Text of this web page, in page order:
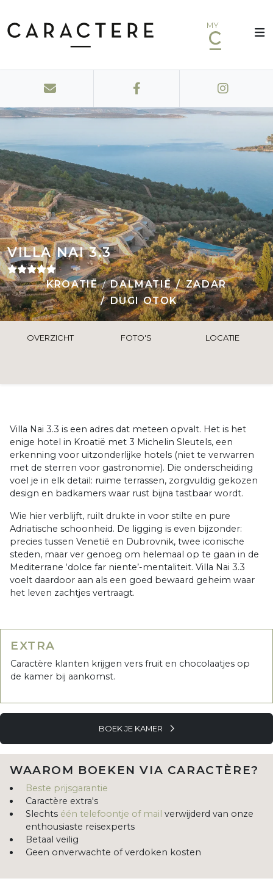
MY
VILLA NAI 3.3
KROATIË DALMATIË
ZADAR
DUGI OTOK
OVERZICHT FOTO'S LOCATIE
Villa Nai 3.3 is een adres dat meteen opvalt. Het is het
enige hotel in Kroatië met 3 Michelin Sleutels, een
erkenning voor uitzonderlijke hotels (niet te verwarren
met de sterren voor gastronomie). Die onderscheiding
voel je in elk detail: ruime terrassen, zorgvuldig gekozen
design en badkamers waar rust bijna tastbaar wordt.
Wie hier verblijft, ruilt drukte in voor stilte en pure
Adriatische schoonheid. De ligging is even bijzonder:
precies tussen Venetië en Dubrovnik, twee iconische
steden, maar ver genoeg om helemaal op te gaan in de
Mediterrane ‘dolce far niente’-mentaliteit. Villa Nai 3.3
voelt daardoor aan als een goed bewaard geheim waar
het leven zachtjes vertraagt.
EXTRA
Caractère klanten krijgen vers fruit en chocolaatjes op
de kamer bij aankomst.
BOEK JE KAMER
WAAROM BOEKEN VIA CARACTÈRE?
Beste prijsgarantie
Caractère extra's
Slechts één telefoontje of mail verwijderd van onze
enthousiaste reisexperts
Betaal veilig
Geen onverwachte of verdoken kosten